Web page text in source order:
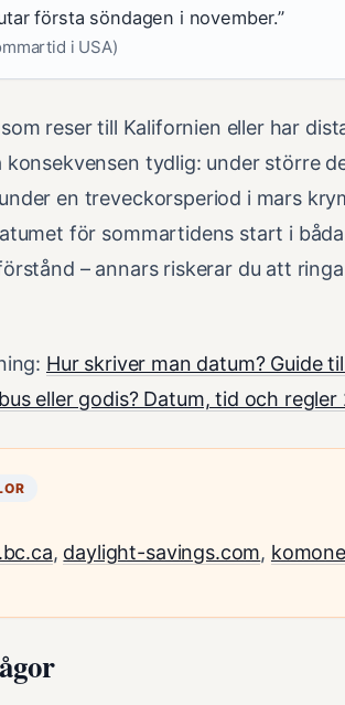
första söndagen i november.”
i USA)
reser till Kalifornien eller har
konsekvensen tydlig: under större
en treveckorsperiod i mars
för sommartidens start i
– annars riskerar du att
Hur skriver man datum? Guide
eller godis? Datum, tid och
, daylight-savings.com,